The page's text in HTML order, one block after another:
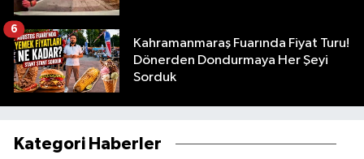
Kahramanmaraş Fuarında Fiyat Turu!
Dönerden Dondurmaya Her Şeyi
Sorduk
6
Kategori Haberler